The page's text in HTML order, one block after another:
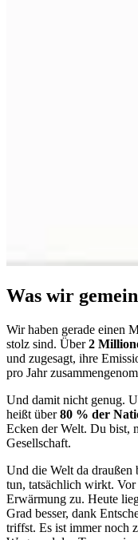
Was wir
Wir haben gerade einen
stolz sind. Über2
und zugesagt, ihre
pro Jahr
Und damit nicht genug.
heißt über80 % der
Ecken der Welt. Du bist,
Gesellschaft.
Und die Welt da draußen
tun, tatsächlich wirkt. Vor
Erwärmung zu. Heute
Grad besser, dank
triffst. Es ist immer noch